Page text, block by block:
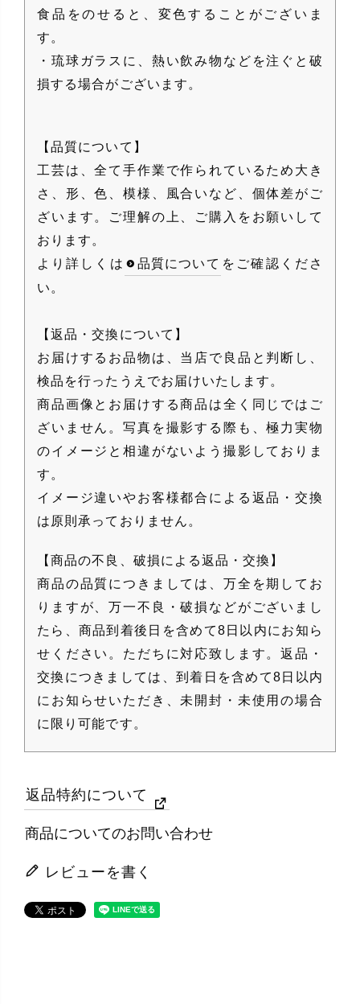
食品をのせると、変色することがございま
す。
・琉球ガラスに、熱い飲み物などを注ぐと破
損する場合がございます。
【品質について】
工芸は、全て手作業で作られているため大き
さ、形、色、模様、風合いなど、個体差がご
ざいます。ご理解の上、ご購入をお願いして
おります。
より詳しくは
品質について をご確認くださ
い。
【返品・交換について】
お届けするお品物は、当店で良品と判断し、
検品を行ったうえでお届けいたします。
商品画像とお届けする商品は全く同じではご
ざいません。写真を撮影する際も、極力実物
のイメージと相違がないよう撮影しておりま
す。
イメージ違いやお客様都合による返品・交換
は原則承っておりません。
【商品の不良、破損による返品・交換】
商品の品質につきましては、万全を期してお
りますが、万一不良・破損などがございまし
たら、商品到着後日を含めて8日以内にお知ら
せください。ただちに対応致します。返品・
交換につきましては、到着日を含めて8日以内
にお知らせいただき、未開封・未使用の場合
に限り可能です。
返品特約について
商品についてのお問い合わせ
レビューを書く